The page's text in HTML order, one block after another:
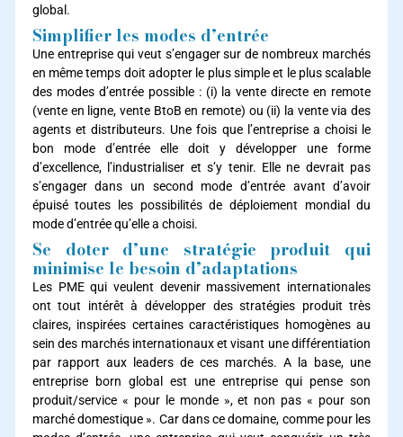
global.
Simplifier les modes d’entrée
Une entreprise qui veut s’engager sur de nombreux marchés
en même temps doit adopter le plus simple et le plus scalable
des modes d’entrée possible : (i) la vente directe en remote
(vente en ligne, vente BtoB en remote) ou (ii) la vente via des
agents et distributeurs. Une fois que l’entreprise a choisi le
bon mode d’entrée elle doit y développer une forme
d’excellence, l’industrialiser et s’y tenir. Elle ne devrait pas
s’engager dans un second mode d’entrée avant d’avoir
épuisé toutes les possibilités de déploiement mondial du
mode d’entrée qu’elle a choisi.
Se doter d’une stratégie produit qui
minimise le besoin d’adaptations
Les PME qui veulent devenir massivement internationales
ont tout intérêt à développer des stratégies produit très
claires, inspirées certaines caractéristiques homogènes au
sein des marchés internationaux et visant une différentiation
par rapport aux leaders de ces marchés. A la base, une
entreprise born global est une entreprise qui pense son
produit/service « pour le monde », et non pas « pour son
marché domestique ». Car dans ce domaine, comme pour les